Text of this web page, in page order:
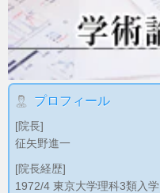
プロフィール
[院長]
征矢野進一
[院長経歴]
1972/4 東京大学理科3類入学